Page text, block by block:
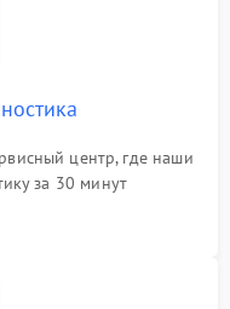
центр, где наши
за 30 минут